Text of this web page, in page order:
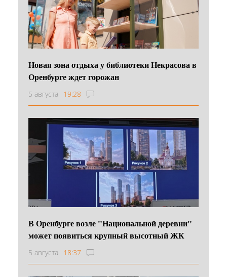
Новая зона отдыха у библиотеки Некрасова в
Оренбурге ждет горожан
5 августа 19:28
В Оренбурге возле "Национальной деревни"
может появиться крупный высотный ЖК
5 августа 18:37